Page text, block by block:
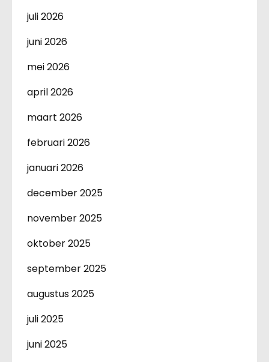
juli 2026
juni 2026
mei 2026
april 2026
maart 2026
februari 2026
januari 2026
december 2025
november 2025
oktober 2025
september 2025
augustus 2025
juli 2025
juni 2025